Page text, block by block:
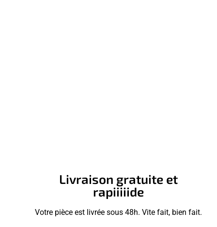
Livraison gratuite et
rapiiiiide
Votre pièce est livrée sous 48h. Vite fait, bien fait.